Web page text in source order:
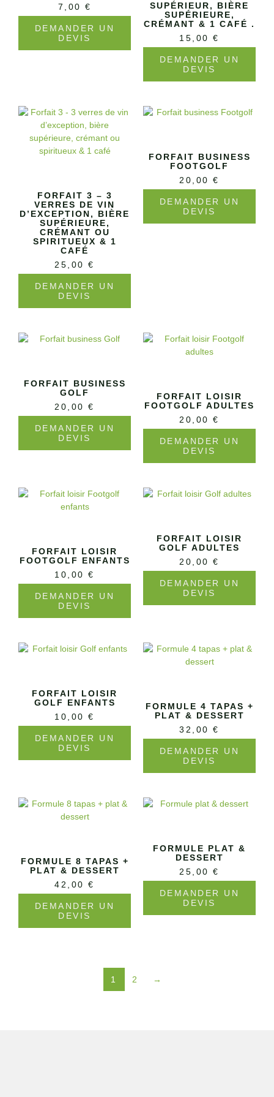
7,00 €
DEMANDER UN
DEVIS
SUPÉRIEUR, BIÈRE
SUPÉRIEURE,
CRÉMANT & 1 CAFÉ .
15,00€
DEMANDER UN
DEVIS
FORFAIT 3 – 3
VERRES DE VIN
D’EXCEPTION, BIÈRE
SUPÉRIEURE,
CRÉMANT OU
SPIRITUEUX & 1
CAFÉ
25,00€
DEMANDER UN
DEVIS
FORFAIT BUSINESS
FOOTGOLF
20,00€
DEMANDER UN
DEVIS
FORFAIT BUSINESS
GOLF
20,00€
DEMANDER UN
DEVIS
FORFAIT LOISIR
FOOTGOLF ADULTES
20,00€
DEMANDER UN
DEVIS
FORFAIT LOISIR
FOOTGOLF ENFANTS
10,00€
DEMANDER UN
DEVIS
FORFAIT LOISIR
GOLF ADULTES
20,00€
DEMANDER UN
DEVIS
FORFAIT LOISIR
GOLF ENFANTS
10,00€
DEMANDER UN
DEVIS
FORMULE 4 TAPAS +
PLAT & DESSERT
32,00€
DEMANDER UN
DEVIS
FORMULE 8 TAPAS +
PLAT & DESSERT
42,00€
DEMANDER UN
DEVIS
FORMULE PLAT &
DESSERT
25,00€
DEMANDER UN
DEVIS
1 2 →